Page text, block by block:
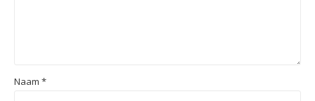
Naam *